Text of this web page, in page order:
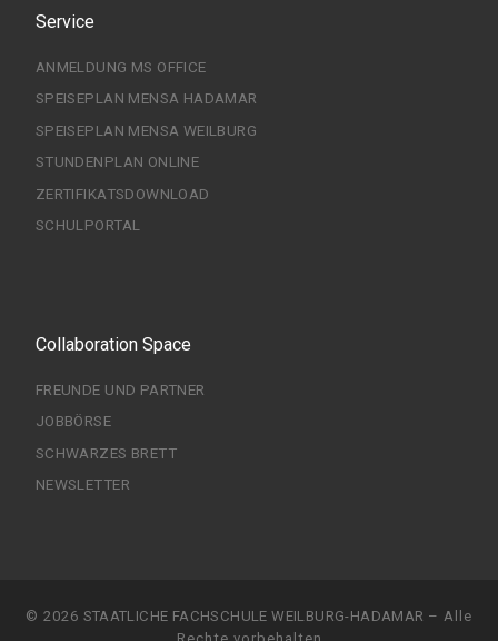
Service
ANMELDUNG MS OFFICE
SPEISEPLAN MENSA HADAMAR
SPEISEPLAN MENSA WEILBURG
STUNDENPLAN ONLINE
ZERTIFIKATSDOWNLOAD
SCHULPORTAL
Collaboration Space
FREUNDE UND PARTNER
JOBBÖRSE
SCHWARZES BRETT
NEWSLETTER
© 2026 STAATLICHE FACHSCHULE WEILBURG-HADAMAR – Alle